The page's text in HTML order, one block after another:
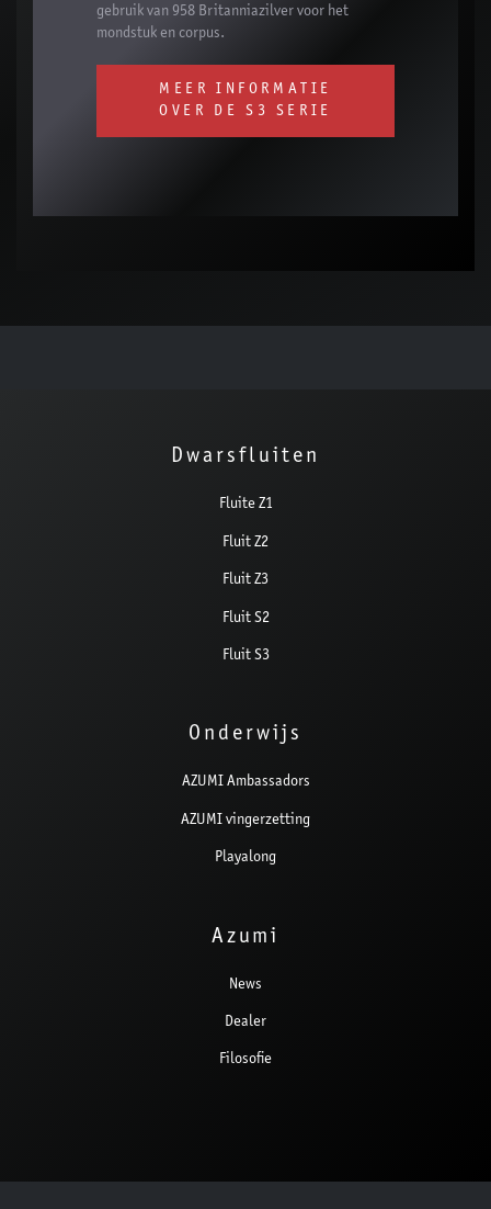
gebruik van 958 Britanniazilver voor het
mondstuk en corpus.
MEER INFORMATIE
OVER DE S3 SERIE
Dwarsfluiten
Fluite Z1
Fluit Z2
Fluit Z3
Fluit S2
Fluit S3
Onderwijs
AZUMI Ambassadors
AZUMI vingerzetting
Playalong
Azumi
News
Dealer
Filosofie